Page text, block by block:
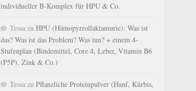
individueller B-Komplex für HPU & Co.
Tessa zu HPU (Hämopyrrollaktamurie): Was ist
das? Was ist das Problem? Was tun? + einem 4-
Stufenplan (Bindemittel, Core 4, Leber, Vitamin B6
(P5P), Zink & Co.)
Tessa zu Pflanzliche Proteinpulver (Hanf, Kürbis,